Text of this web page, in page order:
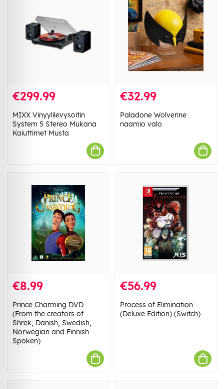
€299.99
MIXX Vinyylilevysoitin
System 5 Stereo Mukana
Kaiuttimet Musta
€32.99
Paladone Wolverine
naamio valo
€8.99
Prince Charming DVD
(From the creators of
Shrek, Danish, Swedish,
Norwegian and Finnish
Spoken)
€56.99
Process of Elimination
(Deluxe Edition) (Switch)